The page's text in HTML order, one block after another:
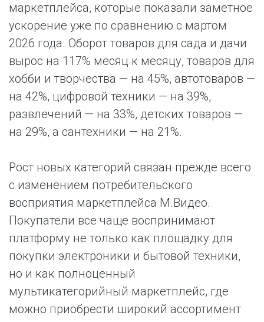
маркетплейса, которые показали заметное
ускорение уже по сравнению с мартом
2026 года. Оборот товаров для сада и дачи
вырос на 117% месяц к месяцу, товаров для
хобби и творчества — на 45%, автотоваров —
на 42%, цифровой техники — на 39%,
развлечений — на 33%, детских товаров —
на 29%, а сантехники — на 21%.
Рост новых категорий связан прежде всего
с изменением потребительского
восприятия маркетплейса М.Видео.
Покупатели все чаще воспринимают
платформу не только как площадку для
покупки электроники и бытовой техники,
но и как полноценный
мультикатегорийный маркетплейс, где
можно приобрести широкий ассортимент